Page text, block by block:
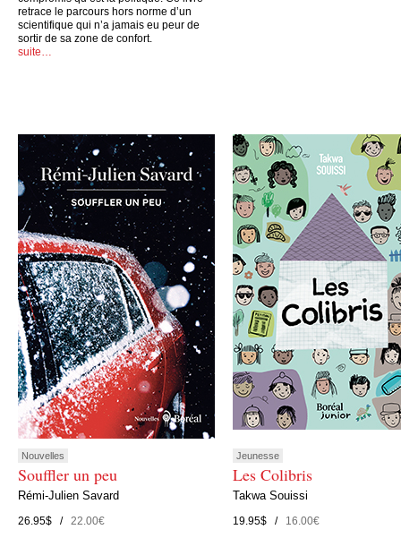
retrace le parcours hors norme d’un
scientifique qui n’a jamais eu peur de
sortir de sa zone de confort.
suite…
Nouvelles
Souffler un peu
Rémi-Julien Savard
26.95$ /22.00€
Jeunesse
Les Colibris
Takwa Souissi
19.95$ /16.00€